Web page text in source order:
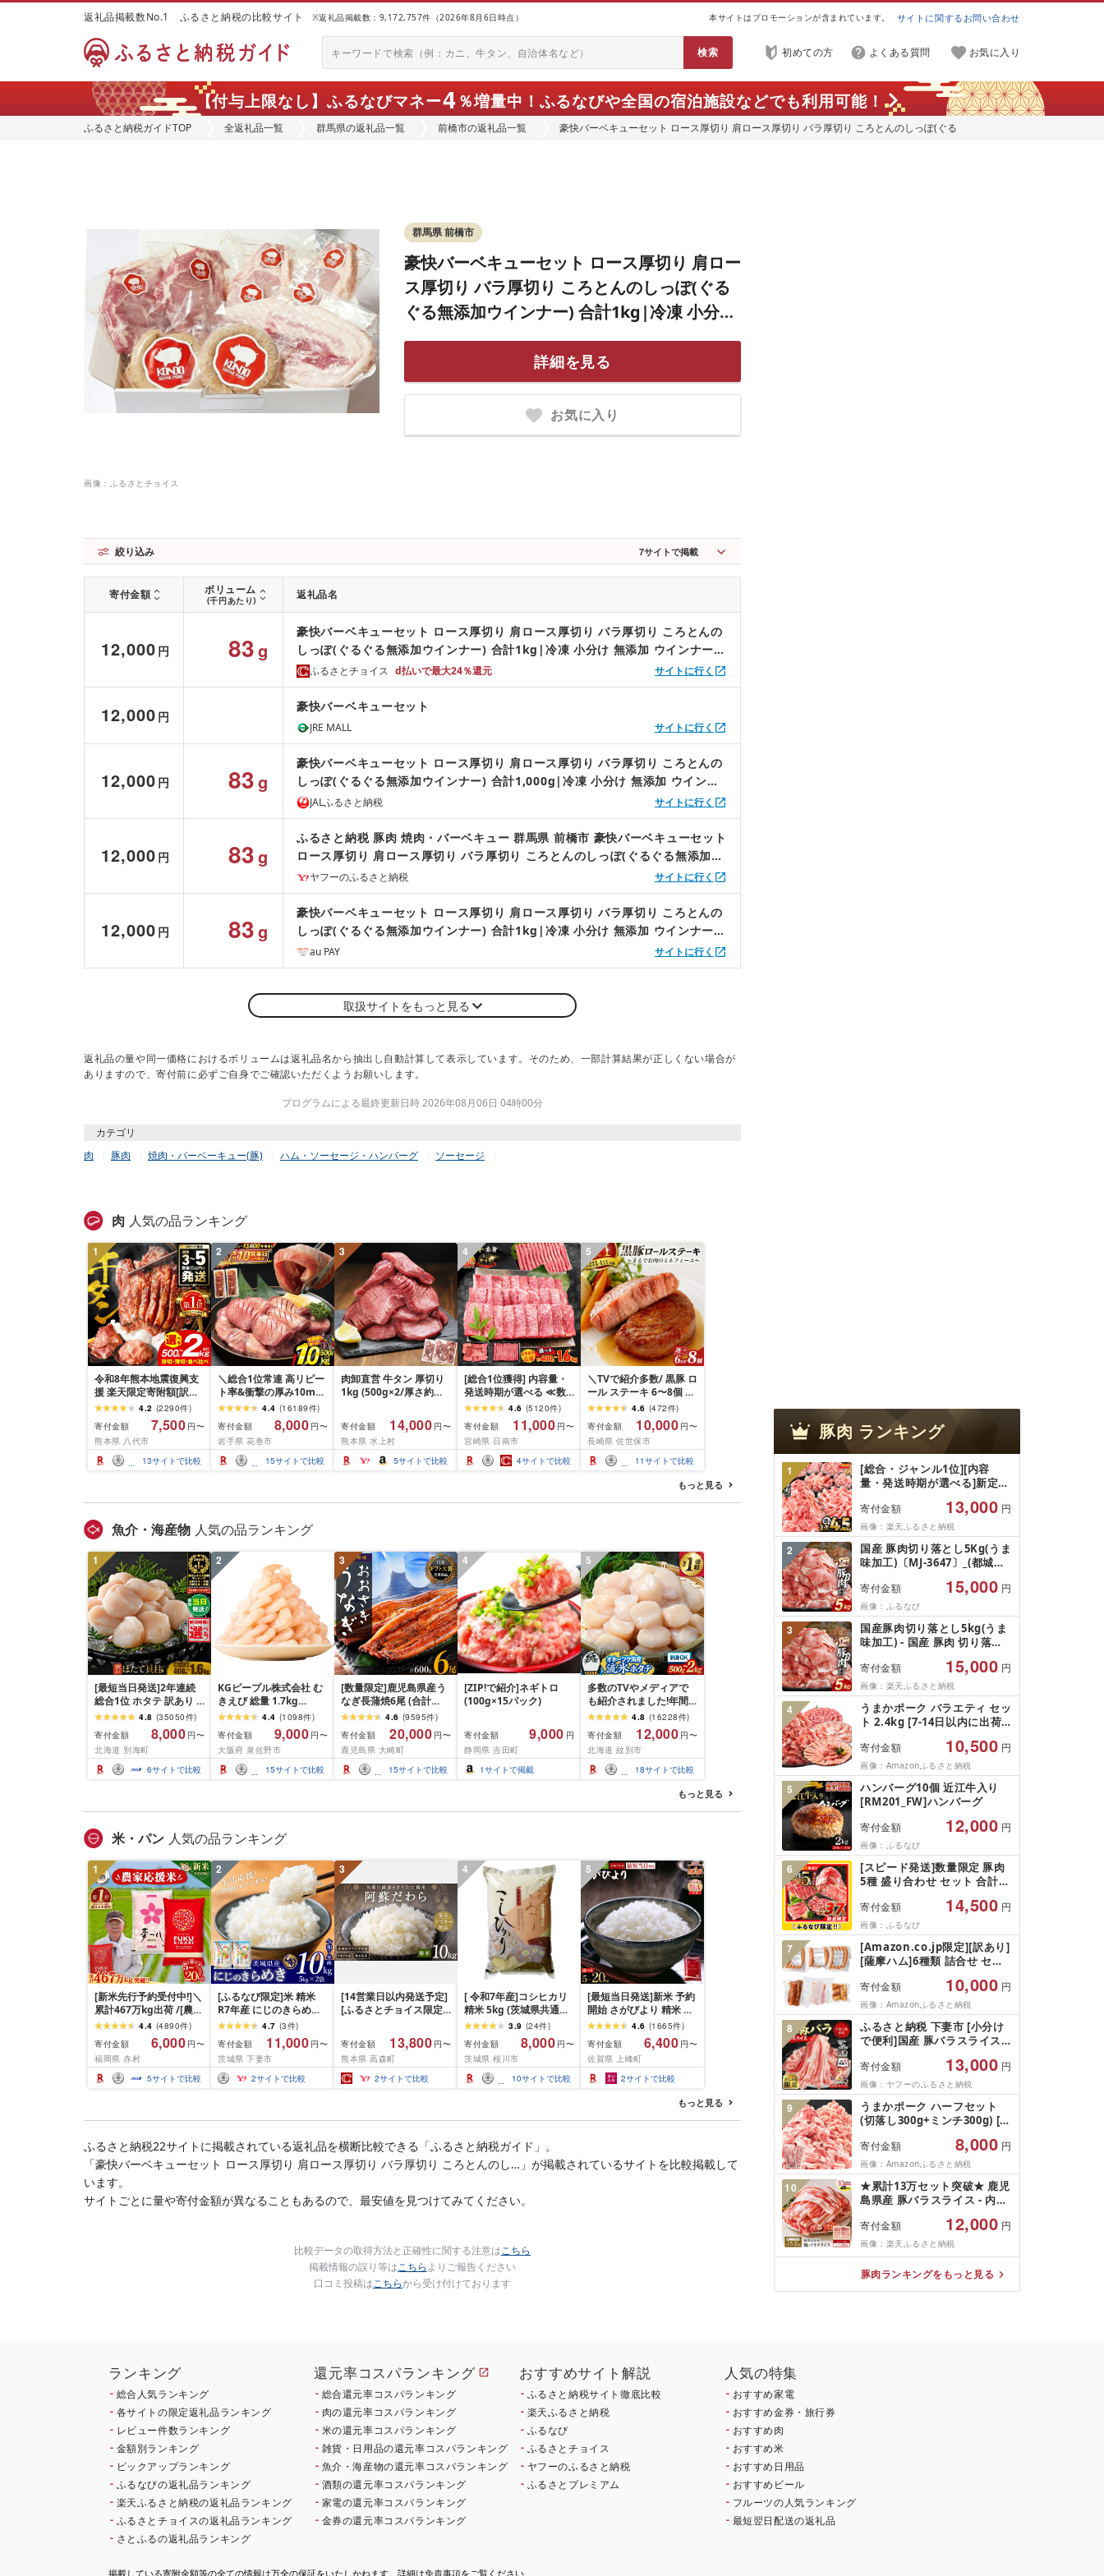
返礼品掲載数No.1 ふるさと納税の比較サイト ※返礼品掲載数：9,172,757件（2026年8月6日時点） 本サイトはプロモーションが含まれています。 サイトに関するお問い合わせ
初めての方 よくある質問 お気に入り
【付与上限なし】ふるなびマネー4％増量中！ ふるなびや全国の宿泊施設などでも利用可能！
ふるさと納税ガイドTOP 全返礼品一覧 群馬県の返礼品一覧 前橋市の返礼品一覧
豪快バーベキューセット ロース厚切り 肩ロース厚切り バラ厚切り ころとんのしっぽ(ぐる
画像：ふるさとチョイス
群馬県 前橋市
豪快バーベキューセット ロース厚切り 肩ロー
ス厚切り バラ厚切り ころとんのしっぽ(ぐる
ぐる無添加ウインナー) 合計1kg|冷凍 小分け
無添加 ウインナー ベーコン 皮なし 子ども 粗
挽き ビール 食べ比べ セット 個包装 アウトド
ア キャンプ 贈答 BBQ 焼肉 子ども お歳暮 つ
詳細を見る
お気に入り
絞り込み 7サイトで掲載
寄付金額 ボリューム
(千円あたり) 返礼品名
12,000 円 83g
ふるさとチョイス
豪快バーベキューセット ロース厚切り 肩ロース厚切り バラ厚切り ころとんの
しっぽ(ぐるぐる無添加ウインナー) 合計1kg|冷凍 小分け 無添加 ウインナー
ベーコン 皮なし 子ども 粗挽き ビール 食べ比べ セット 個包装 アウトドア キ
ャンプ 贈答 BBQ 焼肉 子ども お歳暮 つまみ パーティー
d払いで最大24％還元 サイトに行く
12,000 円
JRE MALL
豪快バーベキューセット
サイトに行く
12,000 円 83g
JALふるさと納税
豪快バーベキューセット ロース厚切り 肩ロース厚切り バラ厚切り ころとんの
しっぽ(ぐるぐる無添加ウインナー) 合計1,000g|冷凍 小分け 無添加 ウインナ
ー ベーコン 皮なし 子ども 粗挽き ビール 食べ比べ セット 個包装 アウトドア
キャンプ 贈答 BBQ 焼肉 子ども お歳暮 つまみ パーティー 前橋市 群馬県
サイトに行く
12,000 円 83g
ヤフーのふるさと納税
ふるさと納税 豚肉 焼肉・バーベキュー 群馬県 前橋市 豪快バーベキューセット
ロース厚切り 肩ロース厚切り バラ厚切り ころとんのしっぽ(ぐるぐる無添加
ウ…
サイトに行く
12,000 円 83g
au PAY
豪快バーベキューセット ロース厚切り 肩ロース厚切り バラ厚切り ころとんの
しっぽ(ぐるぐる無添加ウインナー) 合計1kg|冷凍 小分け 無添加 ウインナー
ベーコン 皮なし 子ども 粗挽き ビール 食べ比べ セット 個包装 アウトドア キ
ャンプ 贈答 BBQ 焼肉 子ども お歳暮 つまみ パーティー
サイトに行く
取扱サイトをもっと見る
返礼品の量や同一価格におけるボリュームは返礼品名から抽出し自動計算して表示しています。そのため、一部計算結果が正しくない場合が
ありますので、寄付前に必ずご自身でご確認いただくようお願いします。
プログラムによる最終更新日時 2026年08月06日 04時00分
カテゴリ
肉
豚肉 焼肉・バーベーキュー(豚) ハム・ソーセージ・ハンバーグ ソーセージ
肉 人気の品ランキング
1
令和8年熊本地震復興支
援 楽天限定寄附額[訳あ
り]牛タン 500g〜2kg 肉
牛肉 訳あり 牛タン 冷凍
小分け 厚切り 薄切り 食
べ比べ 500g 1kg 1.5kg
2kg 牛 人気 ビーフ 牛た
ん ふるさと納税 ランキ
4.2 (2290件)
寄付金額
7,500 円〜
熊本県 八代市
13サイトで比較
2
＼総合1位常連 高リピー
ト率&衝撃の厚み10mm
厚切り牛タン 塩味/ ≪ス
ピード発送!!10営業日以
内発送≫ 選べる内容量
500g / 1kg 定期便 毎月
届く 牛肉 肉 BBQ ふるさ
と 人気 ランキング 岩手
4.4 (16189件)
寄付金額
8,000 円〜
岩手県 花巻市
15サイトで比較
3
肉卸直営 牛タン 厚切り
1kg (500g×2/厚さ約
牛肉 焼肉 冷凍 スライス
業務用 バーベキュー
BBQ おつまみ ギフト お
祝い お中元 夏ギフト
寄付金額 14,000 円〜
熊本県 水上村
5サイトで比較
4
[総合1位獲得] 内容量・
発送時期が選べる ≪数
量限定≫ 宮崎牛 赤身 ス
ライス 焼肉 国産 肉 牛肉
薄切り 黒毛和牛 A4 A5
人気 小分け 焼き肉 すき
焼き しゃぶしゃぶ 牛丼
BBQ ギフト 贈り物 おす
4.6 (5120件)
寄付金額
11,000 円〜
宮崎県 日南市
4サイトで比較
5
＼TVで紹介多数/ 黒豚 ロ
ール ステーキ 6〜8個 ≪
お箸でほぐせるやわらか
さ≫ 職人厳選 無添加 小
分け オリジナル ポーク
ステーキ 子供も安心 豚
豚肉 セット ジューシー
ギフト 贈り物 おすすめ
おかず 簡単調理 人気 送
4.6 (472件)
寄付金額
10,000 円〜
長崎県 佐世保市
11サイトで比較
もっと見る
魚介・海産物 人気の品ランキング
1
[最短当日発送]2年連続
総合1位 ホタテ 訳あり (
ふるさと納税 ほたて ふ
るさと納税 訳あり 帆立
ふるさと わけあり ホタ
テ貝柱 貝 人気 不揃い 刺
身 規格外 魚介 ランキン
グ 海鮮 冷凍 発送時期が
4.8 (35050件)
寄付金額
8,000 円〜
北海道 別海町
6サイトで比較
2
KGピープル株式会社 む
きえび 総量 1.7kg
(850g×2P) 特大 5Lサイ
ズ バナメイエビ バラ凍
結 下処理不要 サイズ不
揃い 訳あり
4.4 (1098件)
寄付金額
9,000 円〜
大阪府 泉佐野市
15サイトで比較
3
[数量限定]鹿児島県産う
なぎ長蒲焼6尾 (合計
600g以上)4.6 (9595件)
寄付金額
20,000 円〜
鹿児島県 大崎町
15サイトで比較
4
[ZIP!で紹介]ネギトロ
(100g×15パック)
寄付金額 9,000 円
静岡県 吉田町
1サイトで掲載
5
多数のTVやメディアで
も紹介されました!年間
総合ランキング4年連続1
位!北海道オホーツク海
産ホタテ玉冷 | ホタテ
ほたて hotate 帆立 貝柱
刺身 冷凍 貝 訳あり わけ
あり ワケアリ 大粒 サイ
ズ不揃い バラエティ 選
4.8 (16228件)
寄付金額
12,000 円〜
北海道 紋別市
18サイトで比較
もっと見る
米・パン 人気の品ランキング
1
[新米先行予約受付中!]＼
累計467万kg出荷 /[農家
応援米]訳あり 令和7年産
令和8年産ふくきらり 夢
つくし 5kg 10kg 15kg
20kg [選べる品種・内容
量・出荷時期]複数原料
米 白米 精米 国産 限定
4.4 (4890件)
寄付金額
6,000 円〜
福岡県 赤村
5サイトで比較
2
[ふるなび限定]米 精米
R7年産 にじのきらめき
10kg 10月 FN-Limited-
4.7 (3件)
寄付金額
11,000 円〜
茨城県 下妻市
2サイトで比較
3
[14営業日以内発送予定]
[ふるさとチョイス限定
だわら 熊本県 高森町 オ
リジナル米 計
10kg(5kg×2袋)精米 お
米 米 5kg×2 10kg
寄付金額 13,800 円〜
熊本県 高森町
2サイトで比較
4
[ 令和7年産]コシヒカリ
精米 5kg (茨城県共通返
礼品 かすみがうら市) 米
ごはん もっちり 甘い コ
メ お米 白米
3.9 (24件)
寄付金額
8,000 円〜
茨城県 桜川市
10サイトで比較
5
[最短当日発送]新米 予約
開始 さがびより 精米 無
洗米[選べる容量]★単一
米★総合1位獲得★選べ
る発送月★特A評価16年
連続 7年産 定期便 佐賀
県産米 令和 先行予約 米
お米 精米 白米 ブランド
米 5kg 10kg 15kg 20kg
4.6 (1665件)
寄付金額
6,400 円〜
佐賀県 上峰町
2サイトで比較
もっと見る
ふるさと納税22サイトに掲載されている返礼品を横断比較できる「ふるさと納税ガイド」。
「豪快バーベキューセット ロース厚切り 肩ロース厚切り バラ厚切り ころとんのし…」が掲載されているサイトを比較掲載して
います。
サイトごとに量や寄付金額が異なることもあるので、最安値を見つけてみてください。
比較データの取得方法と正確性に関する注意はこちら
掲載情報の誤り等はこちらよりご報告ください
口コミ投稿はこちらから受け付けております
豚肉 ランキング
1
[総合・ジャンル1位][内容
量・発送時期が選べる]新定
4.5kg 3.6kg 2.1kg 豚肉 肉 お
肉 豚 国産 国産豚肉 訳あり 切
り落とし ハンバーグ 小分け
パック 冷凍 ストック 便利 お
すすめ 人気 ミヤチク 宮崎 ラ
ンキング ふるさと
寄付金額 13,000 円
画像：楽天ふるさと納税
2
国産 豚肉切り落とし5Kg(うま
味加工)〔MJ-3647〕_(都城市)
寄付金額 15,000 円
画像：ふるなび
3
国産豚肉切り落とし5kg(うま
味加工) - 国産 豚肉 切り落し
昆布だし 旨味 冷凍配送 トレ
イなし ストック リピート 毎
日のお料理 便利 送料無料
寄付金額 15,000 円
画像：楽天ふるさと納税
4
うまかポーク バラエティ セッ
ト 2.4kg [7-14日以内に出荷
寄付金額 10,500 円
画像：Amazonふるさと納税
5
ハンバーグ10個 近江牛入り
[RM201_FW]ハンバーグ
寄付金額 12,000 円
画像：ふるなび
6
[スピード発送]数量限定 豚肉
5種 盛り合わせ セット 合計
PR_BDV10-26-2W
寄付金額 14,500 円
画像：ふるなび
7
[Amazon.co.jp限定][訳あり]
[薩摩ハム]6種類 詰合せ セッ
ーシュー 豚トロ 豚肉 小分け
パック
寄付金額 10,000 円
画像：Amazonふるさと納税
8
ふるさと納税 下妻市 [小分け
で便利]国産 豚バラスライス
工場直送〕[さとふる限定]
寄付金額 13,000 円
画像：ヤフーのふるさと納税
9
うまかポーク ハーフセット
(切落し300g+ミンチ300g) [7-
く)](1.8kg)
寄付金額 8,000 円
画像：Amazonふるさと納税
10
★累計13万セット突破★ 鹿児
島県産 豚バラスライス - 内容
1.5kg/2kg/ 豚バラ肉 お肉 し
ゃぶしゃぶ 冷しゃぶ 鍋 炒め
物 豚キムチ 肉巻き カミチク
冷凍 小分け パック 薄切り 豚
肉 南さつま市 送料無料
寄付金額 12,000 円
画像：楽天ふるさと納税
豚肉ランキングをもっと見る
ランキング
総合人気ランキング
各サイトの限定返礼品ランキング
レビュー件数ランキング
金額別ランキング
ピックアップランキング
ふるなびの返礼品ランキング
楽天ふるさと納税の返礼品ランキング
ふるさとチョイスの返礼品ランキング
さとふるの返礼品ランキング
還元率コスパランキング
総合還元率コスパランキング
肉の還元率コスパランキング
米の還元率コスパランキング
雑貨・日用品の還元率コスパランキング
魚介・海産物の還元率コスパランキング
酒類の還元率コスパランキング
家電の還元率コスパランキング
金券の還元率コスパランキング
おすすめサイト解説
ふるさと納税サイト徹底比較
楽天ふるさと納税
ふるなび
ふるさとチョイス
ヤフーのふるさと納税
ふるさとプレミアム
人気の特集
おすすめ家電
おすすめ金券・旅行券
おすすめ肉
おすすめ米
おすすめ日用品
おすすめビール
フルーツの人気ランキング
最短翌日配送の返礼品
掲載している寄附金額等の全ての情報は万全の保証をいたしかねます。詳細は免責事項をご覧ください